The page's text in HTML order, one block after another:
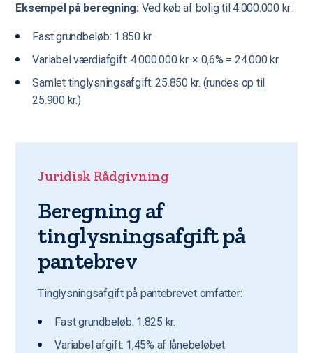
Eksempel på beregning: Ved køb af bolig til 4.000.000 kr.:
Fast grundbeløb: 1.850 kr.
Variabel værdiafgift: 4.000.000 kr. × 0,6% = 24.000 kr.
Samlet tinglysningsafgift: 25.850 kr. (rundes op til
25.900 kr.)
Juridisk Rådgivning
Beregning af
tinglysningsafgift på
pantebrev
Tinglysningsafgift på pantebrevet omfatter:
Fast grundbeløb: 1.825 kr.
Variabel afgift: 1,45% af lånebeløbet